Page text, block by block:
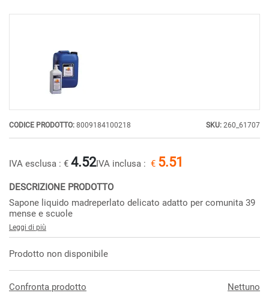
CODICE PRODOTTO: 8009184100218 SKU: 260_61707
IVA esclusa : € 4.52IVA inclusa : € 5.51
DESCRIZIONE PRODOTTO
Sapone liquido madreperlato delicato adatto per comunita 39
mense e scuole
Leggi di più
Prodotto non disponibile
Confronta prodotto Nettuno